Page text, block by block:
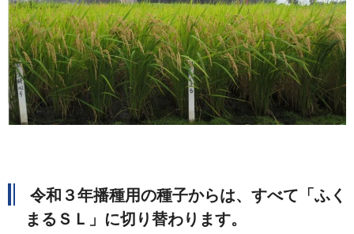
令和３年播種用の種子からは、すべて「ふく
まるＳＬ」に切り替わります。